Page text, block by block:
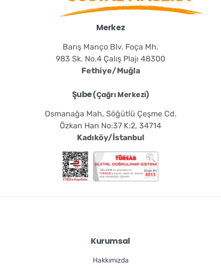
Merkez
Barış Manço Blv. Foça Mh.
983 Sk. No.4 Çalış Plajı 48300
Fethiye/Muğla
Şube(Çağrı Merkezi)
Osmanağa Mah, Söğütlü Çeşme Cd.
Özkan Han No:37 K:2, 34714
Kadıköy/İstanbul
Kurumsal
Hakkımızda